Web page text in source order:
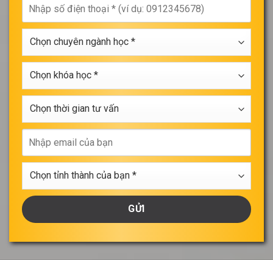
của
bạn
*
số
điện
thoại
chuyên
ngành
học
khóa
học
thời
gian
tư
vấnemail
của
bạn
tỉnh
thành
của
bạn